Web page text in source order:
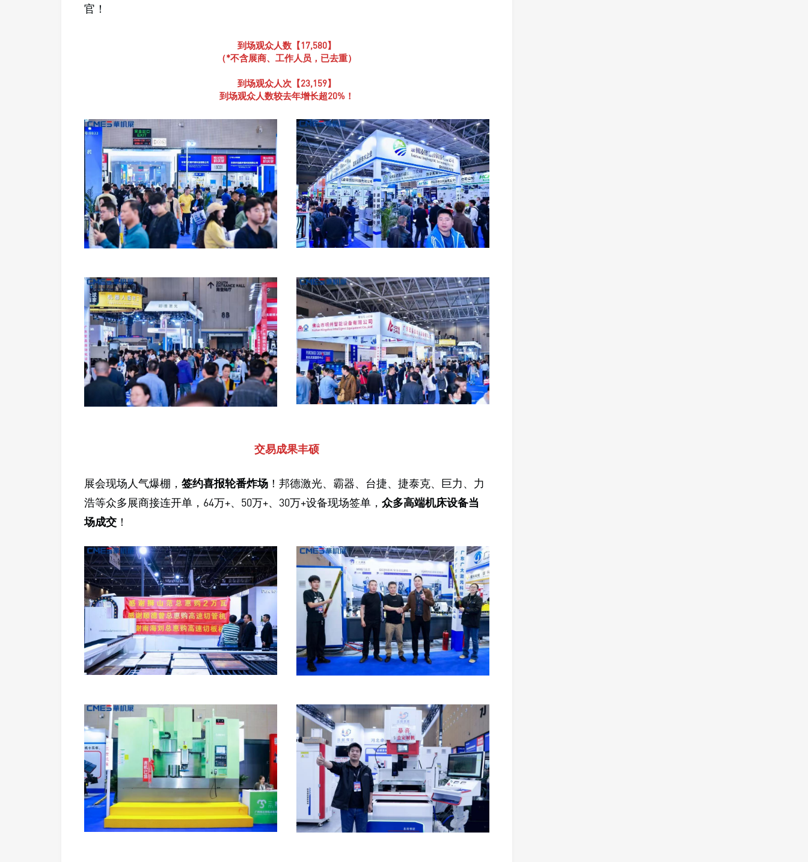
官！
到场观众人数【17,580】
（*不含展商、工作人员，已去重）
到场观众人次【23,159】
到场观众人数较去年增长超20%！
交易成果丰硕
展会现场人气爆棚， 签约喜报轮番炸场 ！邦德激光、霸器、台捷、捷泰克、巨力、力
浩等众多展商接连开单，64万+、50万+、30万+设备现场签单， 众多高端机床设备当
场成交 ！